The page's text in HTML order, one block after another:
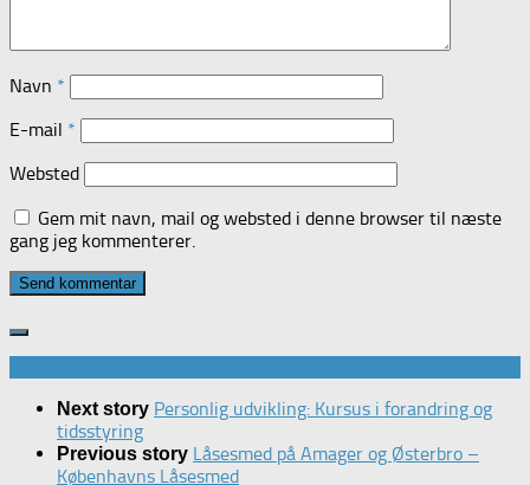
Navn *
E-mail *
Websted
Gem mit navn, mail og websted i denne browser til næste
gang jeg kommenterer.
Next story Personlig udvikling: Kursus i forandring og
tidsstyring
Previous story Låsesmed på Amager og Østerbro –
Københavns Låsesmed